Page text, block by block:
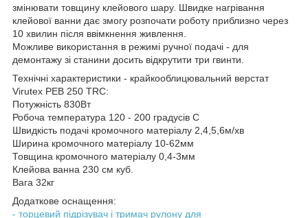
змінювати товщину клейового шару. Швидке нагрівання
клейової ванни дає змогу розпочати роботу приблизно через
10 хвилин після ввімкнення живлення.
Можливе використання в режимі ручної подачі - для
демонтажу зі станини досить відкрутити три гвинти.
Технічні характеристики - крайкооблицювальний верстат
Virutex PEB 250 TRC:
Потужність 830Вт
Робоча температура 120 - 200 градусів C
Швидкість подачі кромочного матеріалу 2,4,5,6м/хв
Ширина кромочного матеріалу 10-62мм
Товщина кромочного матеріалу 0,4-3мм
Клейова ванна 230 см куб.
Вага 32кг
Додаткове оснащення:
- торцевий підрізувач і тримач рулону для